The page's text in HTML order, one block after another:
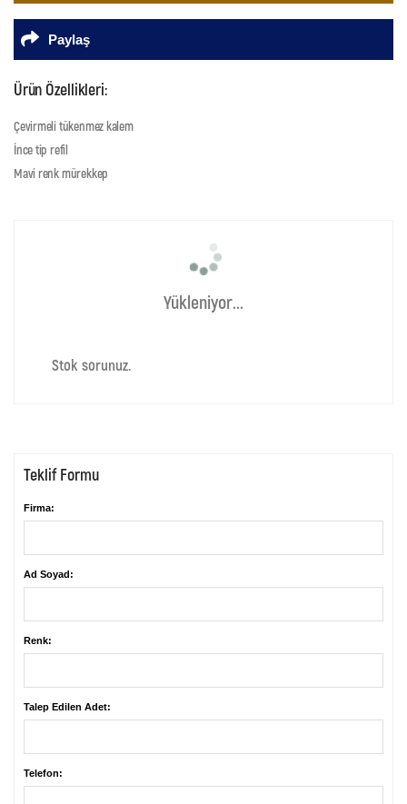
Paylaş
Ürün Özellikleri:
Çevirmeli tükenmez kalem
İnce tip refil
Mavi renk mürekkep
Yükleniyor...
Stok sorunuz.
Teklif Formu
Firma:
Ad Soyad:
Renk:
Talep Edilen Adet:
Telefon: